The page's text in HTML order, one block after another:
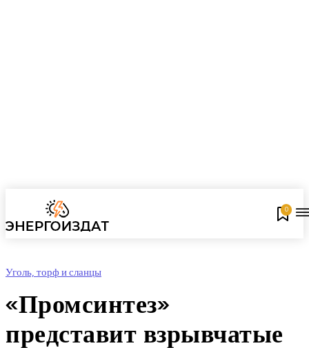
0
Уголь, торф и сланцы
«Промсинтез»
представит взрывчатые